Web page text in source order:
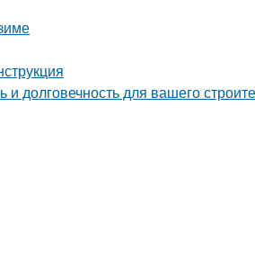
долговечность для вашего